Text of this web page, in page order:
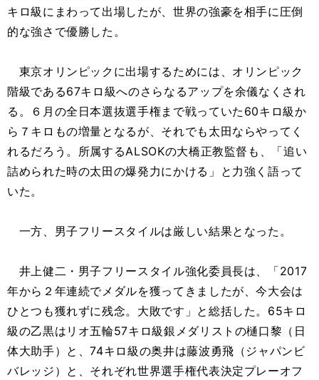
キロ級にまわって出場したが、世界の強豪を相手に圧倒
的な強さで優勝した。
東京オリンピックに出場するためには、オリンピック
階級である67キロ級へのさらなるアップを余儀なくされ
る。６月の全日本選抜選手権まで戦っていた60キロ級か
ら７キロもの増量となるが、それでも太田ならやってく
れるだろう。所属するALSOKの大橋正教監督も、「追い
詰められた時の太田の爆発力にかける」と力強く語って
いた。
一方、男子フリースタイルは厳しい結果となった。
井上健二・男子フリースタイル強化委員長は、「2017
年から２年連続でメダルを獲ってきましたが、今大会は
ひとつも獲れずに残念。大敗です」と総括した。65キロ
級の乙黒はリオ五輪57キロ級銀メダリストの樋口黎（日
体大助手）と、74キロ級の奥井は藤波勇飛（ジャパンビ
バレッジ）と、それぞれ世界選手権代表決定プレーオフ